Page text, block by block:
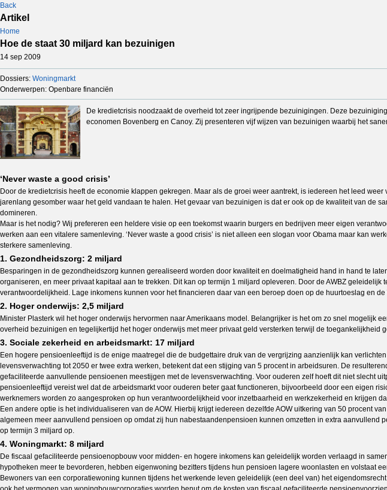
Back
Artikel
Home
Hoe de staat 30 miljard kan bezuinigen
14 sep 2009
Dossiers: Woningmarkt
Onderwerpen: Openbare financiën
De kredietcrisis noodzaakt de overheid tot zeer ingrijpende bezuinigingen. Deze
economen Bovenberg en Canoy. Zij presenteren vijf wijzen van bezuinigen waarbij het
‘Never waste a good crisis’
Door de kredietcrisis heeft de economie klappen gekregen. Maar als de groei weer aantrekt, is iedereen het leed
jarenlang gesomber waar het geld vandaan te halen. Het gevaar van bezuinigen is dat er ook op de kwaliteit van de
domineren.
Maar is het nodig? Wij prefereren een heldere visie op een toekomst waarin burgers en bedrijven meer eigen
werken aan een vitalere samenleving. ‘Never waste a good crisis’ is niet alleen een slogan voor Obama maar kan
sterkere samenleving.
1. Gezondheidszorg: 2 miljard
Besparingen in de gezondheidszorg kunnen gerealiseerd worden door kwaliteit en doelmatigheid hand in hand te
organiseren, en meer privaat kapitaal aan te trekken. Dit kan op termijn 1 miljard opleveren. Door de AWBZ
verantwoordelijkheid. Lage inkomens kunnen voor het financieren daar van een beroep doen op de huurtoeslag en
2. Hoger onderwijs: 2,5 miljard
Minister Plasterk wil het hoger onderwijs hervormen naar Amerikaans model. Belangrijker is het om zo snel
overheid bezuinigen en tegelijkertijd het hoger onderwijs met meer privaat geld versterken terwijl de
3. Sociale zekerheid en arbeidsmarkt: 17 miljard
Een hogere pensioenleeftijd is de enige maatregel die de budgettaire druk van de vergrijzing aanzienlijk kan
levensverwachting tot 2050 er twee extra werken, betekent dat een stijging van 5 procent in arbeidsuren. De
gefaciliteerde aanvullende pensioenen meestijgen met de levensverwachting. Voor ouderen zelf hoeft dit niet slecht
pensioenleeftijd vereist wel dat de arbeidsmarkt voor ouderen beter gaat functioneren, bijvoorbeeld door een eigen
werknemers worden zo aangesproken op hun verantwoordelijkheid voor inzetbaarheid en werkzekerheid en krijgen
Een andere optie is het individualiseren van de AOW. Hierbij krijgt iedereen dezelfde AOW uitkering van 50 procent
algemeen meer aanvullend pensioen op omdat zij hun nabestaandenpensioen kunnen omzetten in extra
op termijn 3 miljard op.
4. Woningmarkt: 8 miljard
De fiscaal gefaciliteerde pensioenopbouw voor midden- en hogere inkomens kan geleidelijk worden verlaagd in
hypotheken meer te bevorderen, hebben eigenwoning bezitters tijdens hun pensioen lagere woonlasten en
Bewoners van een corporatiewoning kunnen tijdens het werkende leven geleidelijk (een deel van) het